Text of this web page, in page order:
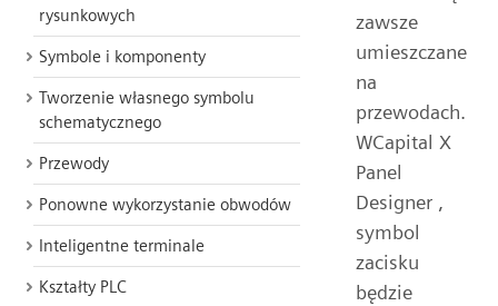
rysunkowych
Symbole i komponenty
Tworzenie własnego symbolu
schematycznego
Przewody
Ponowne wykorzystanie obwodów
Inteligentne terminale
Kształty PLC
zawsze
umieszczane
na
przewodach.
WCapital X
Panel
Designer ,
symbol
zacisku
będzie